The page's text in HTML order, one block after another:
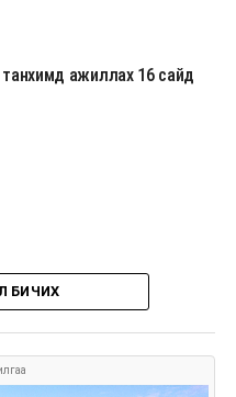
танхимд ажиллах 16 сайд
БИЧИХ